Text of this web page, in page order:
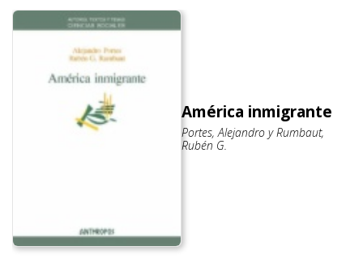
América inmigrante
Portes, Alejandro y Rumbaut,
Rubén G.